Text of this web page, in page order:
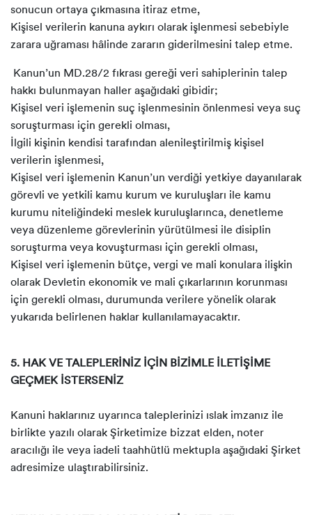
sonucun ortaya çıkmasına itiraz etme,
Kişisel verilerin kanuna aykırı olarak işlenmesi sebebiyle
zarara uğraması hâlinde zararın giderilmesini talep etme.
Kanun’un MD.28/2 fıkrası gereği veri sahiplerinin talep
hakkı bulunmayan haller aşağıdaki gibidir;
Kişisel veri işlemenin suç işlenmesinin önlenmesi veya suç
soruşturması için gerekli olması,
İlgili kişinin kendisi tarafından alenileştirilmiş kişisel
verilerin işlenmesi,
Kişisel veri işlemenin Kanun’un verdiği yetkiye dayanılarak
görevli ve yetkili kamu kurum ve kuruluşları ile kamu
kurumu niteliğindeki meslek kuruluşlarınca, denetleme
veya düzenleme görevlerinin yürütülmesi ile disiplin
soruşturma veya kovuşturması için gerekli olması,
Kişisel veri işlemenin bütçe, vergi ve mali konulara ilişkin
olarak Devletin ekonomik ve mali çıkarlarının korunması
için gerekli olması, durumunda verilere yönelik olarak
yukarıda belirlenen haklar kullanılamayacaktır.
5. HAK VE TALEPLERİNİZ İÇİN BİZİMLE İLETİŞİME
GEÇMEK İSTERSENİZ
Kanuni haklarınız uyarınca taleplerinizi ıslak imzanız ile
birlikte yazılı olarak Şirketimize bizzat elden, noter
aracılığı ile veya iadeli taahhütlü mektupla aşağıdaki Şirket
adresimize ulaştırabilirsiniz.